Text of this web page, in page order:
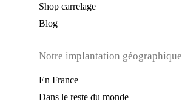
Shop carrelage
Blog
Notre implantation géographique
En France
Dans le reste du monde